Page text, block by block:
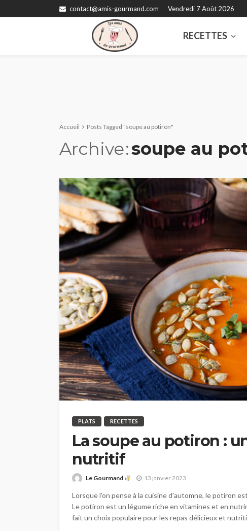
contact@amis-gourmand.com Vendredi 7 Août 2026
RECETTES
Accueil Posts Tagged "soupe au potiron"
Archive soupe au
PLATS RECETTES
La soupe au potiron :
nutritif
Le Gourmand 13 janvier 2023
Lorsque l'on pense à la cuisine d'automne, le potiron
Le potiron est un légume riche en vitamines et en
fait un choix populaire pour les repas délicieux et